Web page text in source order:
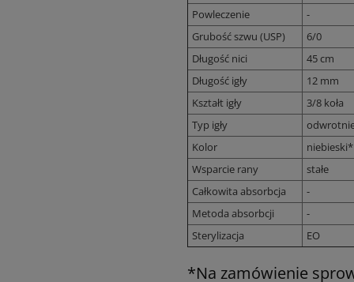
Powleczenie
-
Grubość szwu (USP)
6/0
Długość nici
45 cm
Długość igły
12 mm
Kształt igły
3/8 koła
Typ igły
Kolor
niebieski*
Wsparcie rany
stałe
Całkowita absorbcja
-
Metoda absorbcji
-
Sterylizacja
EO
*Na zamówienie